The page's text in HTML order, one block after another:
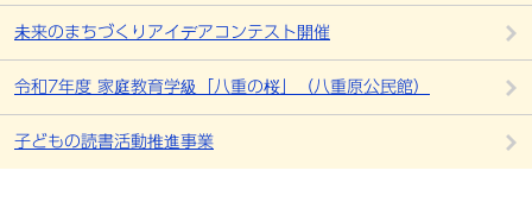
未来のまちづくりアイデアコンテスト開催
令和7年度 家庭教育学級「八重の桜」（八重原公民館）
子どもの読書活動推進事業